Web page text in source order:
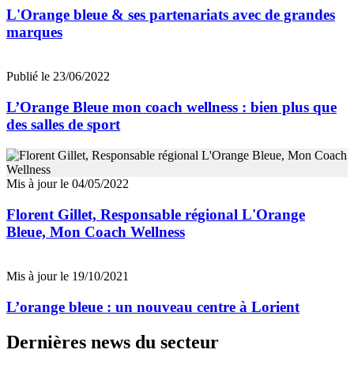
L'Orange bleue & ses partenariats avec de grandes
marques
Publié le 23/06/2022
L’Orange Bleue mon coach wellness : bien plus que
des salles de sport
Mis à jour le 04/05/2022
Florent Gillet, Responsable régional L'Orange
Bleue, Mon Coach Wellness
Mis à jour le 19/10/2021
L’orange bleue : un nouveau centre à Lorient
Dernières news du secteur